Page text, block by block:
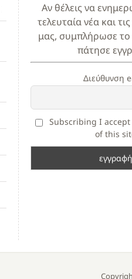
Αν θέλεις να
τελευταία νέα και
μας, συμπλήρωσε
πάτησε
Διεύθυνση
Subscribing I
of this